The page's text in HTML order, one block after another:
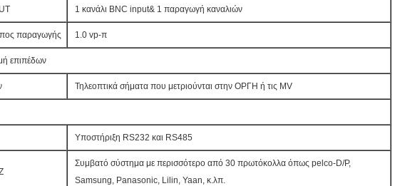
1 κανάλι BNC input& 1 παραγωγή καναλιών
παραγωγής 1.0 vp-π
επιπέδων
Τηλεοπτικά σήματα που μετριούνται στην ΟΡΓΗ ή τις MV
Υποστήριξη RS232 και RS485
Συμβατό σύστημα με περισσότερο από 30 πρωτόκολλα όπως pelco-D/P,
Samsung, Panasonic, Lilin, Yaan, κ.λπ.